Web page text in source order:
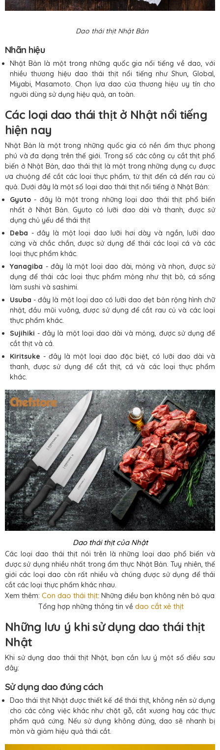
Dao thái thịt Nhật Bản
Nhãn hiệu
Nhật Bản là một trong những quốc gia nổi tiếng về dao, với
nhiều thương hiệu dao thái thịt nổi tiếng như Shun, Global,
Miyabi, Masamoto. Chọn lựa dao của thương hiệu uy tín cho
người dùng sử dụng hiệu quả, an toàn.
Các loại dao thái thịt ở Nhật nổi tiếng
hiện nay
Nhật Bản là một trong những quốc gia có nền ẩm thực phong
phú và đa dạng trên thế giới. Trong số các công cụ cắt thịt phổ
biến ở Nhật Bản, dao thái thịt là một trong những dụng cụ được
ưa chuộng để cắt các loại thực phẩm, từ thịt đến cá đến rau củ
quả. Dưới đây là một số loại dao thái thịt nổi tiếng ở Nhật Bản:
Gyuto - đây là một trong những loại dao thái thịt phổ biến
nhất ở Nhật Bản. Gyuto có lưỡi dao dài và thanh, được sử
dụng chủ yếu để thái thịt
Deba - đây là một loại dao lưỡi hơi dày và ngắn, lưỡi dao
cứng và chắc chắn, được sử dụng để thái các loại cá và các
loại thực phẩm khác.
Yanagiba - đây là một loại dao dài, mỏng và nhọn, được sử
dụng để thái các loại thực phẩm mỏng như thịt bò, cá sống
làm sushi và sashimi.
Usuba - đây là một loại dao có lưỡi dao dẹt bản rộng hình chữ
nhật, đầu mũi vuông, được sử dụng để cắt rau củ và các loại
thực phẩm khác.
Sujihiki - đây là một loại dao dài và mỏng, được sử dụng để
cắt thịt và cá.
Kiritsuke - đây là một loại dao đặc biệt, có lưỡi dao dài và
thanh, được sử dụng để cắt thịt, cá và các loại thực phẩm
khác.
Dao thái thịt của Nhật
Các loại dao thái thịt nói trên là những loại dao phổ biến và
được sử dụng nhiều nhất trong ẩm thực Nhật Bản. Tuy nhiên, thế
giới các loại dao còn rất nhiều và chúng được sử dụng để thái
cắt các loại thực phẩm khác nhau.
Xem thêm: Con dao thái thịt: Những điều bạn không nên bỏ qua
Tổng hợp những thông tin về dao cắt xẻ thịt
Những lưu ý khi sử dụng dao thái thịt
Nhật
Khi sử dụng dao thái thịt Nhật, bạn cần lưu ý một số điều sau
đây:
Sử dụng dao đúng cách
Dao thái thịt Nhật được thiết kế để thái thịt, không nên sử dụng
cho các công việc khác như chặt gỗ, cắt xương hay các thực
phẩm quá cứng. Nếu sử dụng không đúng, dao sẽ nhanh bị
mòn và giảm hiệu quả thái cắt.